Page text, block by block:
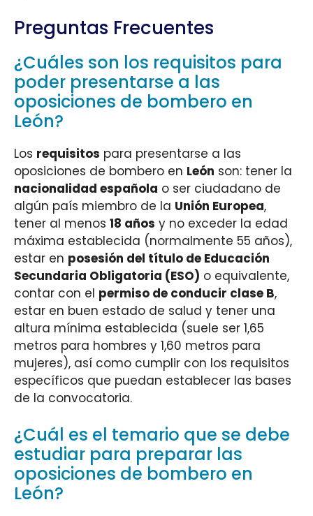
Preguntas Frecuentes
¿Cuáles son los requisitos para
poder presentarse a las
oposiciones de bombero en
León?
Los requisitos para presentarse a las
oposiciones de bombero en León son: tener la
nacionalidad española o ser ciudadano de
algún país miembro de la Unión Europea,
tener al menos 18 años y no exceder la edad
máxima establecida (normalmente 55 años),
estar en posesión del título de Educación
Secundaria Obligatoria (ESO) o equivalente,
contar con el permiso de conducir clase B,
estar en buen estado de salud y tener una
altura mínima establecida (suele ser 1,65
metros para hombres y 1,60 metros para
mujeres), así como cumplir con los requisitos
específicos que puedan establecer las bases
de la convocatoria.
¿Cuál es el temario que se debe
estudiar para preparar las
oposiciones de bombero en
León?